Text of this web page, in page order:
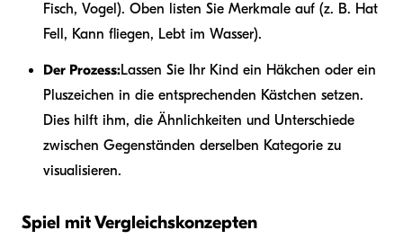
Fisch, Vogel). Oben listen Sie Merkmale auf (z. B. Hat
Fell, Kann fliegen, Lebt im Wasser).
Der Prozess:Lassen Sie Ihr Kind ein Häkchen oder ein
Pluszeichen in die entsprechenden Kästchen setzen.
Dies hilft ihm, die Ähnlichkeiten und Unterschiede
zwischen Gegenständen derselben Kategorie zu
visualisieren.
Spiel mit Vergleichskonzepten